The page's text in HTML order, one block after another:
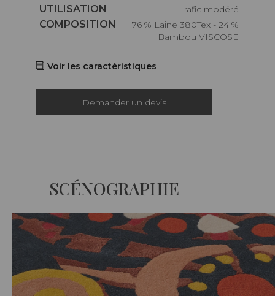
Caractéristiques
UTILISATION
Trafic modéré
Caractéristiques
COMPOSITION
76 % Laine 380Tex - 24 %
Bambou VISCOSE
Voir les caractéristiques
Demander un devis
SCÉNOGRAPHIE